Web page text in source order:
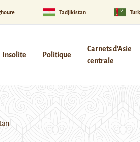
Tadjikistan
Insolite Politique
Carnets d’Asie
centrale